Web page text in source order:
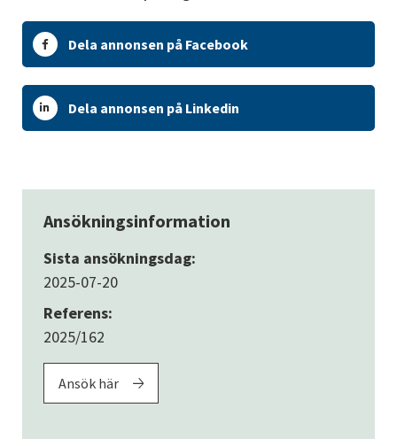
Dela annonsen på Facebook
Dela annonsen på Linkedin
Ansökningsinformation
Sista ansökningsdag:
2025-07-20
Referens:
2025/162
Ansök här